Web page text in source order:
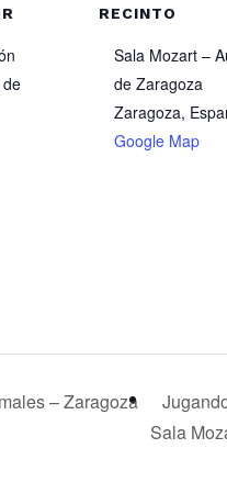
RECINTO
Sala Mozart –
de Zaragoza
Zaragoza,
Google Map
– Zaragoza
Sala